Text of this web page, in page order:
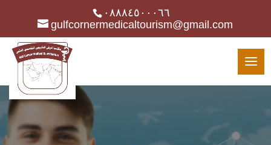
٠٨٨٨٤٥٠٠٠٦٦
gulfcornermedicaltourism@gmail.com